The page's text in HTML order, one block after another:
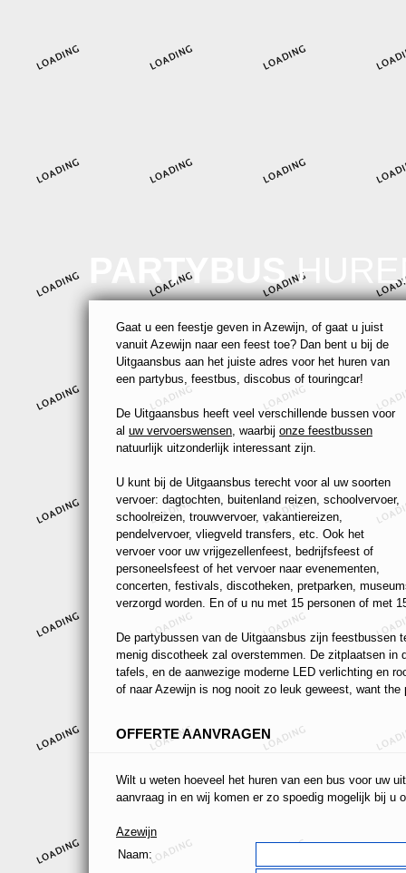
PARTYBUS
Gaat u een feestje geven in Azewijn, of gaat u juist
vanuit Azewijn naar een feest toe? Dan bent u bij de
Uitgaansbus aan het juiste adres voor het huren van
een partybus, feestbus, discobus of touringcar!
De Uitgaansbus heeft veel verschillende bussen voor
al uw vervoerswensen, waarbij onze feestbussen
natuurlijk uitzonderlijk interessant zijn.
U kunt bij de Uitgaansbus terecht voor al uw soorten
vervoer: dagtochten, buitenland reizen, schoolvervoer,
schoolreizen, trouwvervoer, vakantiereizen,
pendelvervoer, vliegveld transfers, etc. Ook het
vervoer voor uw vrijgezellenfeest, bedrijfsfeest of
personeelsfeest of het vervoer naar evenementen,
concerten, festivals, discotheken, pretparken,
verzorgd worden. En of u nu met 15 personen of met
De partybussen van de Uitgaansbus zijn feestbussen
menig discotheek zal overstemmen. De zitplaatsen
tafels, en de aanwezige moderne LED verlichting en
of naar Azewijn is nog nooit zo leuk geweest, want the
OFFERTE AANVRAGEN
Wilt u weten hoeveel het huren van een bus voor uw
aanvraag in en wij komen er zo spoedig mogelijk bij u
Azewijn
Naam: